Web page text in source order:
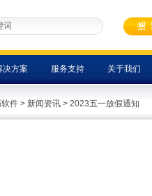
决方案 服务支持 关于我们
件 > 新闻资讯 > 2023五一放假通知